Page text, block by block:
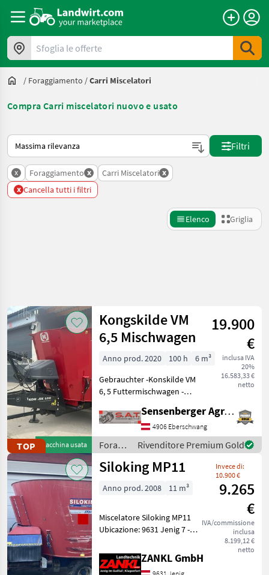
Sfoglia le offerte
/ Foraggiamento /Carri Miscelatori
Compra Carri miscelatori nuovo e usato
Ecco come viene ordinato su Landwirt.com
Filtri
x Foraggiamento x Carri Miscelatori x
x Cancella tutti i filtri
Elenco Griglia
ricerca
Categoria Paese Filtri
PERCORSO
ATTUALE
Settore
agricolo
Foraggiamento
Carri
SCEGLI
CATEGORIA
Siloking
Sonstige
82
Trioliet
74
Reimposta
606
risultati
TOP Macchina usata
Kongskilde VM
6,5 Mischwagen
19.900
€
inclusa IVA
20%
16.583,33 €
netto
Anno prod. 2020 100 h
6 m³
Gebrauchter -Konskilde VM
6, 5 Futtermischwagen -
Baujahr 2020 -Waage -
hydraulischer Schieber
links und rechts -
hydraulische Bremse -Bauh
Sensenberger Agrar-Technik
4906 Eberschwang
Foraggiamento
/
Kongskilde
Rivenditore Premium Gold
Siloking MP11
Invece di:
10.900 €
9.265
€
IVA/commissione
inclusa
8.199,12 €
netto
Anno prod. 2008 11 m³
Miscelatore Siloking MP11
Ubicazione: 9631 Jenig 7 -
Capacità 11 m³ - Altezza
totale 265 cm - Nastro
ZANKL GmbH